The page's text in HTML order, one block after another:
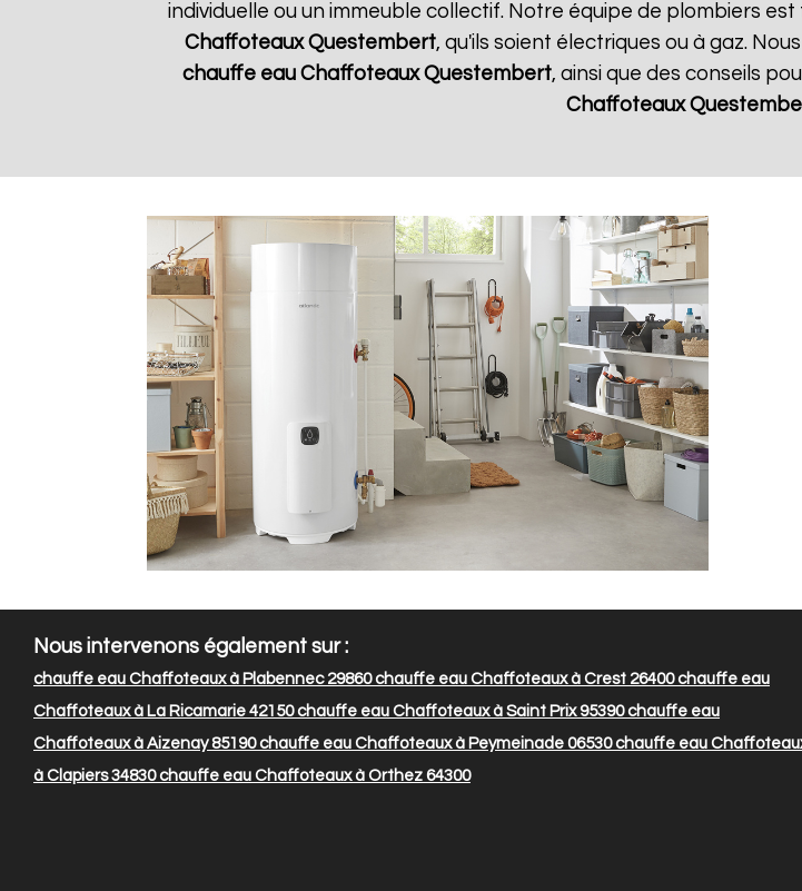
individuelle ou un immeuble collectif. Notre équipe de plombiers
Chaffoteaux Questembert, qu'ils soient électriques ou à gaz.
chauffe eau Chaffoteaux Questembert, ainsi que des conseils
Chaffoteaux
Nous intervenons également sur :
chauffe eau Chaffoteaux à Plabennec 29860chauffe eau Chaffoteaux à Crest 26400chauffe eau
Chaffoteaux à La Ricamarie 42150chauffe eau Chaffoteaux à Saint Prix 95390chauffe eau
Chaffoteaux à Aizenay 85190chauffe eau Chaffoteaux à Peymeinade 06530chauffe eau
à Clapiers 34830chauffe eau Chaffoteaux à Orthez 64300